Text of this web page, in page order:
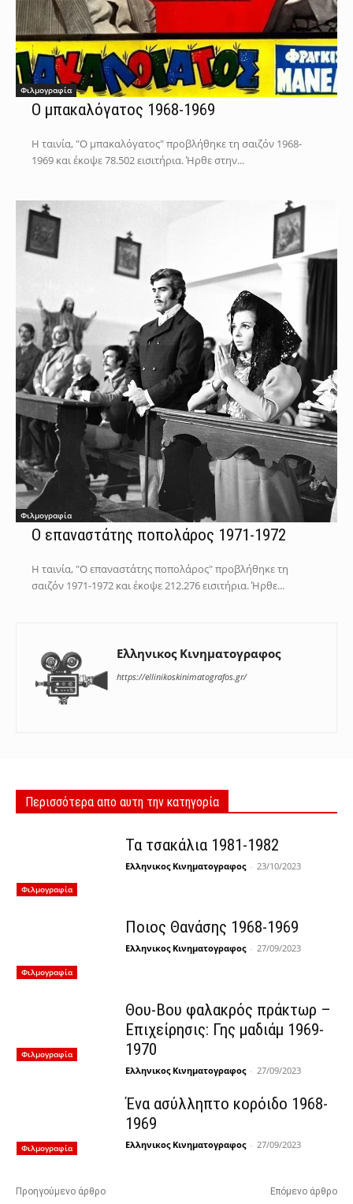
Φιλμογραφία
Ο μπακαλόγατος 1968-1969
Η ταινία, "Ο μπακαλόγατος" προβλήθηκε τη σαιζόν 1968-
1969 και έκοψε 78.502 εισιτήρια. Ήρθε στην...
Φιλμογραφία
Ο επαναστάτης ποπολάρος 1971-1972
Η ταινία, "Ο επαναστάτης ποπολάρος" προβλήθηκε τη
σαιζόν 1971-1972 και έκοψε 212.276 εισιτήρια. Ήρθε...
Ελληνικος Κινηματογραφος
https://ellinikoskinimatografos.gr/
Περισσότερα απο αυτη την κατηγορία
Φιλμογραφία
Τα τσακάλια 1981-1982
Ελληνικος Κινηματογραφος - 23/10/2023
Φιλμογραφία
Ποιος Θανάσης 1968-1969
Ελληνικος Κινηματογραφος - 27/09/2023
Φιλμογραφία
Θου-Βου φαλακρός πράκτωρ –
Επιχείρησις: Γης μαδιάμ 1969-
1970
Ελληνικος Κινηματογραφος - 27/09/2023
Φιλμογραφία
Ένα ασύλληπτο κορόιδο 1968-
1969
Ελληνικος Κινηματογραφος - 27/09/2023
Προηγούμενο άρθρο Επόμενο άρθρο